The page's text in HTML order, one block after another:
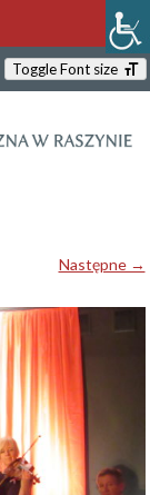
Toggle Font size
Następne →